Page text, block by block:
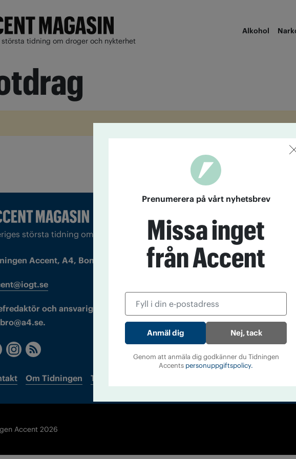
största tidning om droger och nykterhet
Alkohol
största tidning om droger och nykterhet
Accent, A4, Bondegatan 21, 116 33 Stockholm
och ansvarig utgivare: Barbro Janson Lundkvist,
Om Tidningen Tidningsarkiv
Accent 2026
Prenumerera på vårt nyhetsbrev
Missa inget
från Accent
Nej, tack
Genom att anmäla dig godkänner du Tidningen
Accents personuppgiftspolicy.